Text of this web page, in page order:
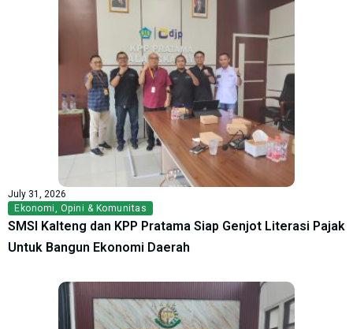
July 31, 2026
Ekonomi, Opini & Komunitas
SMSI Kalteng dan KPP Pratama Siap Genjot Literasi Pajak
Untuk Bangun Ekonomi Daerah